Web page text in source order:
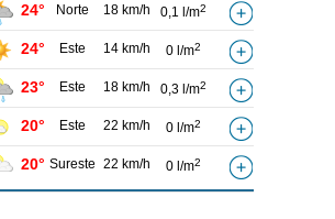
24° Norte 18 km/h 0,1 l/m2
24° Este 14 km/h 0 l/m2
23° Este 18 km/h 0,3 l/m2
20° Este 22 km/h 0 l/m2
20° Sureste 22 km/h 0 l/m2